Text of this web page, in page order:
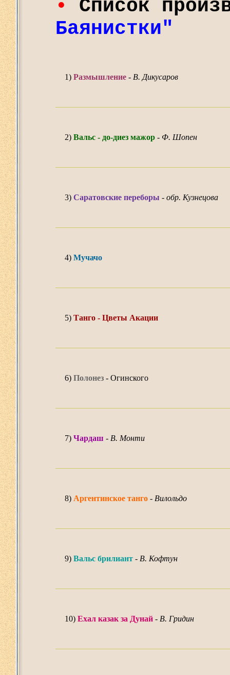
•
Список
Баянистки"
1) Размышление - В. Дикусаров
2) Вальс - до-диез мажор - Ф. Шопен
3) Саратовские переборы - обр. Кузнецова
4) Мучачо
5) Танго - Цветы Акации
6) Полонез - Огинского
7) Чардaш - В. Монти
8) Аргентинское танго - Вилольдо
9) Вальс брилиант - В. Кофтун
10) Ехал казак за Дунай - В. Гридин